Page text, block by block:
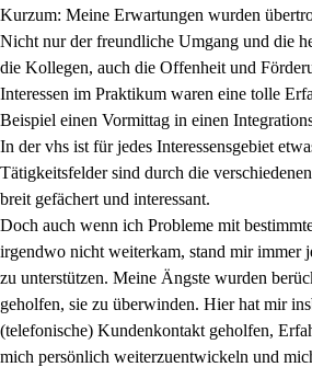
Kurzum: Meine Erwartungen wurden
Nicht nur der freundliche Umgang und die
die Kollegen, auch die Offenheit und
Interessen im Praktikum waren eine tolle
Beispiel einen Vormittag in einen
In der vhs ist für jedes Interessensgebiet
Tätigkeitsfelder sind durch die
breit gefächert und interessant.
Doch auch wenn ich Probleme mit
irgendwo nicht weiterkam, stand mir immer
zu unterstützen. Meine Ängste wurden
geholfen, sie zu überwinden. Hier hat mir
(telefonische) Kundenkontakt geholfen,
mich persönlich weiterzuentwickeln und